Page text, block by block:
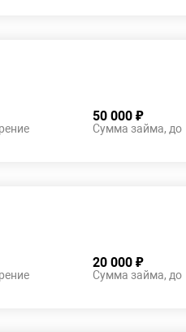
50 000 ₽
Сумма займа, до
20 000 ₽
Сумма займа, до